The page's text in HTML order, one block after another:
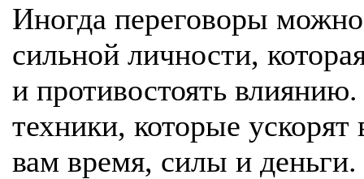
Иногда переговоры можно
сильной личности,
и противостоять
техники, которые
вам время, силы и деньги.